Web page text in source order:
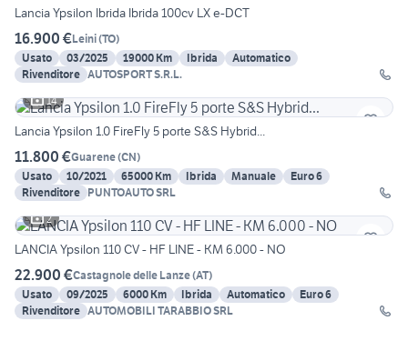
Lancia Ypsilon Ibrida Ibrida 100cv LX e-DCT
16.900 €Leini(TO)
Usato
03/2025 19000 Km Ibrida
Automatico
Rivenditore AUTOSPORT S.R.L.
14
Lancia Ypsilon 1.0 FireFly 5 porte S&S Hybrid...
11.800 €Guarene(CN)
Usato
10/2021 65000 Km Ibrida Manuale
Euro 6
Rivenditore PUNTOAUTO SRL
2
LANCIA Ypsilon 110 CV - HF LINE - KM 6.000 - NO
22.900 €Castagnole delle Lanze(AT)
Usato
09/2025 6000 Km Ibrida Automatico
Euro 6
Rivenditore AUTOMOBILI TARABBIO SRL